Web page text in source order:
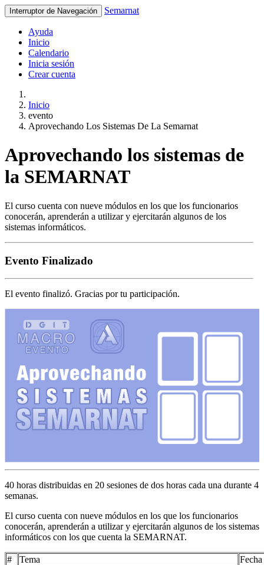
Interruptor de Navegación Semarnat
Ayuda
Inicio
Calendario
Inicia sesión
Crear cuenta
Inicio
evento
Aprovechando Los Sistemas De La Semarnat
Aprovechando los sistemas de
la SEMARNAT
El curso cuenta con nueve módulos en los que los funcionarios
conocerán, aprenderán a utilizar y ejercitarán algunos de los
sistemas informáticos.
Evento Finalizado
El evento finalizó. Gracias por tu participación.
40 horas distribuidas en 20 sesiones de dos horas cada una durante 4
semanas.
El curso cuenta con nueve módulos en los que los funcionarios
conocerán, aprenderán a utilizar y ejercitarán algunos de los sistemas
informáticos con los que cuenta la SEMARNAT.
# Tema
Fecha